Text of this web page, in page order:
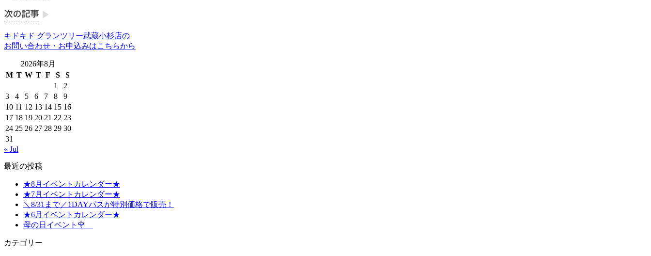
キドキド グランツリー武蔵小杉店の
お問い合わせ・お申込みはこちらから
2026年8月
M T W T F S
S
1
2
3
4 5 6 7 8
9
10 11 12 13 14 15 16
17 18 19 20 21 22 23
24 25 26 27 28 29 30
31
« Jul
最近の投稿
★8月イベントカレンダー★
★7月イベントカレンダー★
＼8/31まで／1DAYパスが特別価格で販売！
★6月イベントカレンダー★
母の日イベント🌹
カテゴリー